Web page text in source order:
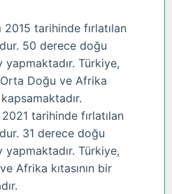
tarihinde fırlatılan
50 derece doğu
Türkiye,
Doğu ve Afrika
kapsamaktadır.
tarihinde fırlatılan
31 derece doğu
Türkiye,
Afrika kıtasının bir